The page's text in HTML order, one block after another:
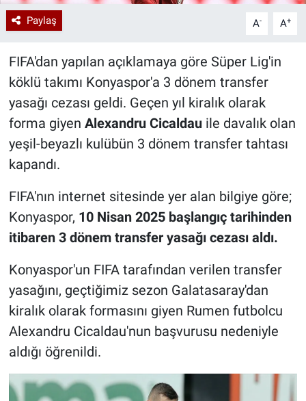
Paylaş A- A+
FIFA'dan yapılan açıklamaya göre Süper Lig'in
köklü takımı Konyaspor'a 3 dönem transfer
yasağı cezası geldi. Geçen yıl kiralık olarak
forma giyen Alexandru Cicaldauile davalık olan
yeşil-beyazlı kulübün 3 dönem transfer tahtası
kapandı.
FIFA'nın internet sitesinde yer alan bilgiye göre;
Konyaspor, 10 Nisan 2025 başlangıç tarihinden
itibaren 3 dönem transfer yasağı cezası aldı.
Konyaspor'un FIFA tarafından verilen transfer
yasağını, geçtiğimiz sezon Galatasaray'dan
kiralık olarak formasını giyen Rumen futbolcu
Alexandru Cicaldau'nun başvurusu nedeniyle
aldığı öğrenildi.